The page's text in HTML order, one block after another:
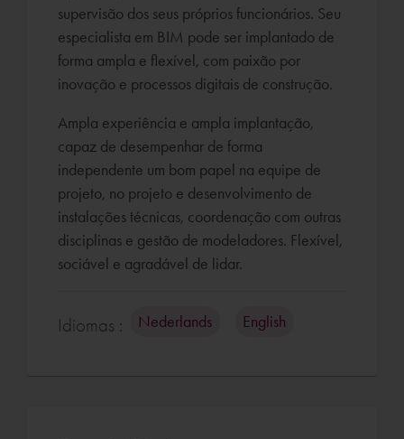
supervisão dos seus próprios funcionários. Seu
especialista em BIM pode ser implantado de
forma ampla e flexível, com paixão por
inovação e processos digitais de construção.
Ampla experiência e ampla implantação,
capaz de desempenhar de forma
independente um bom papel na equipe de
projeto, no projeto e desenvolvimento de
instalações técnicas, coordenação com outras
disciplinas e gestão de modeladores. Flexível,
sociável e agradável de lidar.
Idiomas : Nederlands English